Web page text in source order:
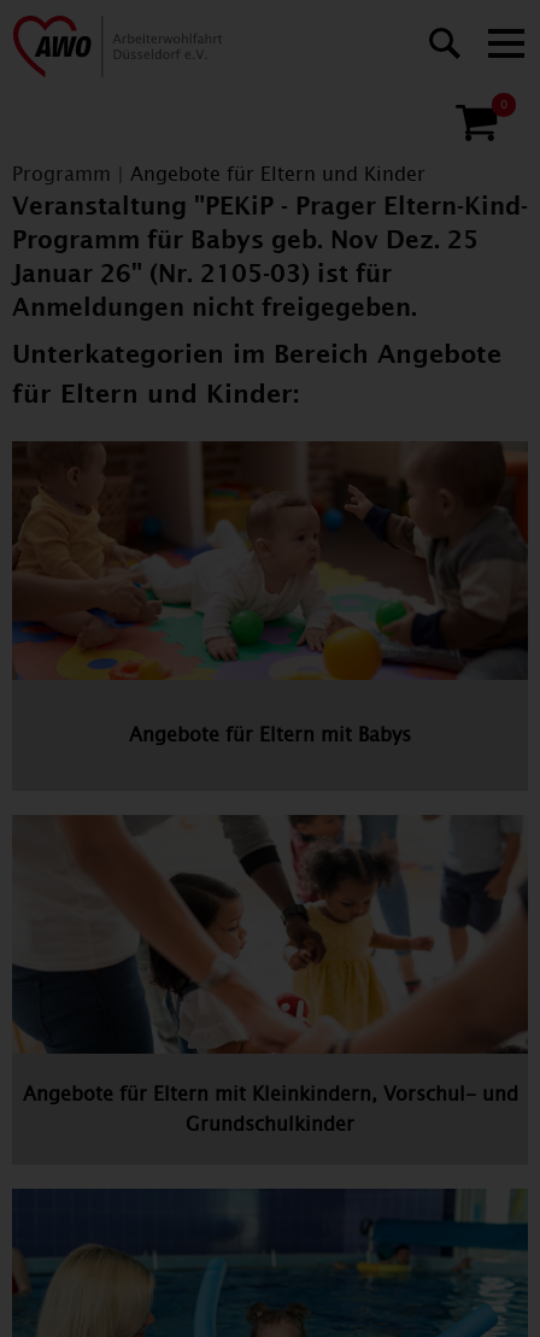
0
Programm Angebote für Eltern und Kinder
Veranstaltung "PEKiP - Prager Eltern-Kind-
Programm für Babys geb. Nov Dez. 25
Januar 26" (Nr. 2105-03) ist für
Anmeldungen nicht freigegeben.
Unterkategorien im Bereich Angebote
für Eltern und Kinder:
Angebote für Eltern mit Babys
Angebote für Eltern mit Kleinkindern, Vorschul- und
Grundschulkinder